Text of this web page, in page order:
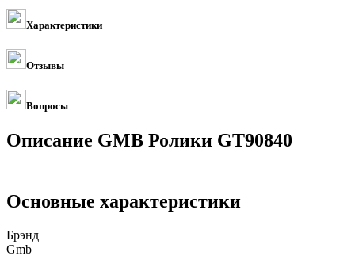
Характеристики
Отзывы
Вопросы
Описание GMB Ролики GT90840
Основные характеристики
Брэнд
Gmb